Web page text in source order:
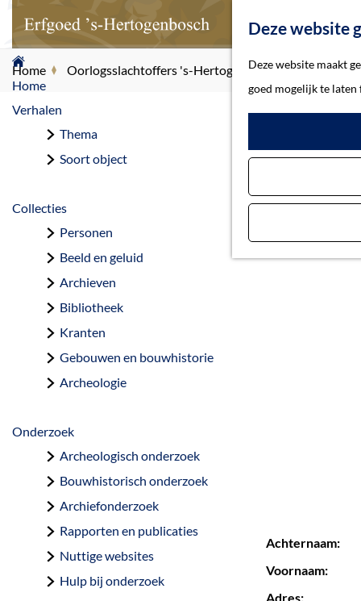
Deze website
Deze website maakt
goed mogelijk te laten
G
a
n
d
Home
Verhalen
Thema
Soort object
Collecties
Personen
Beeld en geluid
Archieven
Bibliotheek
Kranten
Gebouwen en bouwhistorie
Archeologie
Onderzoek
Archeologisch onderzoek
Bouwhistorisch onderzoek
Archiefonderzoek
Rapporten en publicaties
Nuttige websites
Hulp bij onderzoek
Home Oorlogsslachtoffers 's-Hertogenbosch Dessauer,
Achternaam:
Voornaam:
Adres: